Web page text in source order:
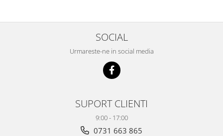
SOCIAL
Urmareste-ne in social media
SUPORT CLIENTI
9:00 - 17:00
0731 663 865